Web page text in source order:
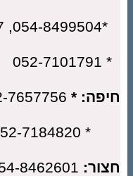
*
052-7657756
054-8462601